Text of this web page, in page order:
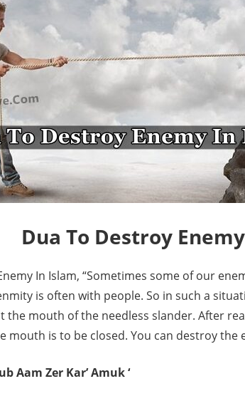
Dua To Destroy
In Islam, “Sometimes some of our
is often with people. So in such a
the mouth of the needless slander. After
mouth is to be closed. You can destroy the
Aam Zer Kar’ Amuk ‘